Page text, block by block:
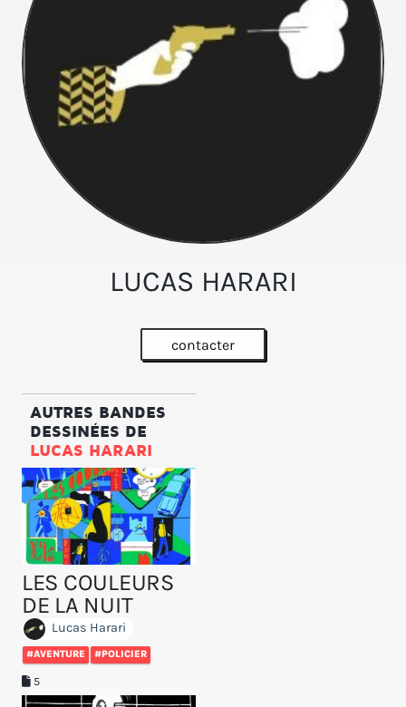
LUCAS HARARI
contacter
AUTRES BANDES
DESSINÉES DE
LUCAS HARARI
LES COULEURS
DE LA NUIT
Lucas Harari
#AVENTURE #POLICIER
5